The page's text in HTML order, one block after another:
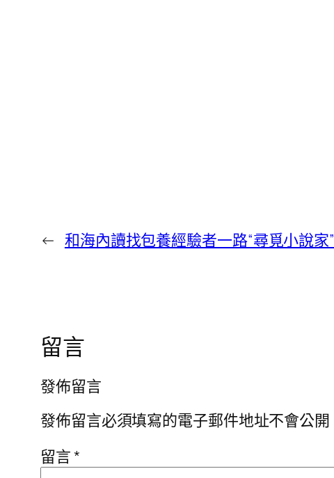
← 和海內讀找包養經驗者一路“尋覓小說家”
留言
發佈留言
發佈留言必須填寫的電子郵件地址不會公開
留言*